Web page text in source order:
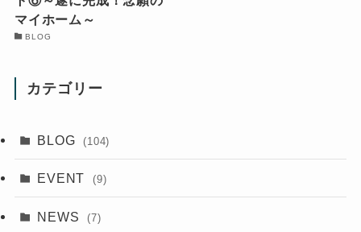
マイホーム～
BLOG
カテゴリー
BLOG (104)
EVENT (9)
NEWS (7)